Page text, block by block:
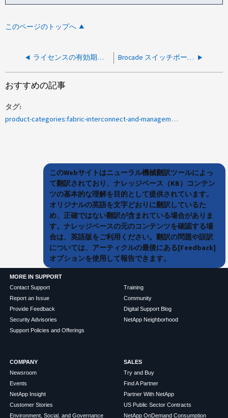
このページのトップへ
ライセンスの有効期限が切れているため、SANnavグローバルビューにログインできません Brocade スイッチポートを移動できません
おすすめの記事
タグ
product-categories:fabric-interconnect-and-management-switches
このWebサイトはニューラル機械翻訳ツールによっ
て翻訳されており、ナレッジベース（KB）コンテン
ツの基本的な理解を目的として提供されています。
オリジナルの英語を文字どおりに翻訳しているた
め、正確ではない翻訳が含まれている場合がありま
す。ナレッジベースの元のコンテンツを確認する場
合は、英語版をご利用ください。翻訳の問題や誤訳
については、アーティクルの最後にある[Feedback]
オプションを使用して報告できます。
MORE IN SUPPORT
Contact Support
Report an Issue
Provide Feedback
Security Advisories
Support Policies and Offerings
Training
Community
Digital Support Blog
NetApp Neighborhood
COMPANY
Newsroom
Events
NetApp Insight
Customer Stories
Environment, Social, and Governance
SALES
Try and Buy
Find A Partner
Partner With NetApp
US Public Sector Contracts
NetApp OnDemand Consumption